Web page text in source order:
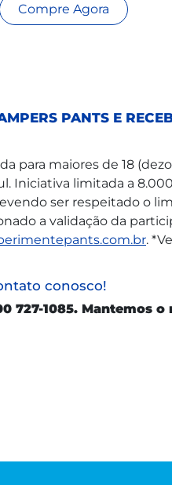
Compre Agora
PANTS E
para maiores de 18
Iniciativa limitada a
ser respeitado o
a validação da
.
conosco!
727-1085. Mantemos